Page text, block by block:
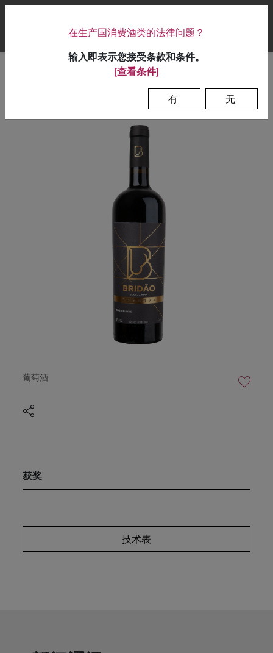
布利道
葡萄酒
获奖
技术表
在生产国消费酒类的法律问题？
输入即表示您接受条款和条件。
[查看条件]
有 无